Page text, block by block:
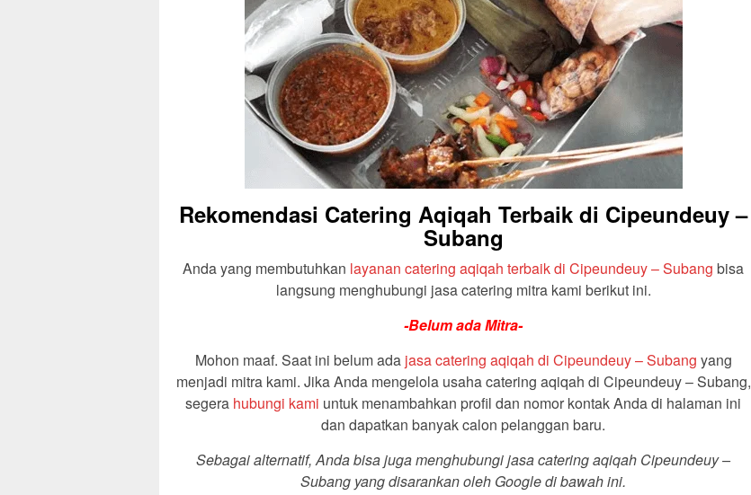
Rekomendasi Catering Aqiqah Terbaik di Cipeundeuy –
Subang
Anda yang membutuhkan layanan catering aqiqah terbaik di Cipeundeuy – Subang bisa
langsung menghubungi jasa catering mitra kami berikut ini.
-Belum ada Mitra-
Mohon maaf. Saat ini belum ada jasa catering aqiqah di Cipeundeuy – Subang yang
menjadi mitra kami. Jika Anda mengelola usaha catering aqiqah di Cipeundeuy – Subang,
segera hubungi kami untuk menambahkan profil dan nomor kontak Anda di halaman ini
dan dapatkan banyak calon pelanggan baru.
Sebagai alternatif, Anda bisa juga menghubungi jasa catering aqiqah Cipeundeuy –
Subang yang disarankan oleh Google di bawah ini.